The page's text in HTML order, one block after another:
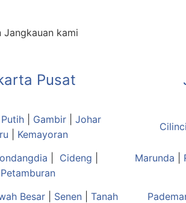
Jangkauan kami
Pusat
Gambir
Johar
Kemayoran
Cideng
Petamburan
Marunda
Besar Senen
Tanah